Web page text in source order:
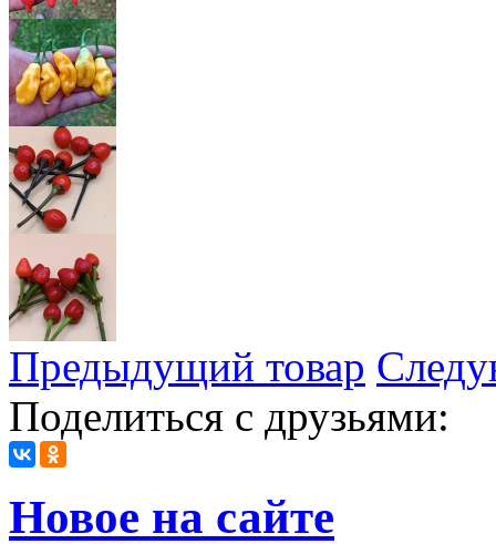
Предыдущий товар
Поделиться с друзьями:
Новое на сайте